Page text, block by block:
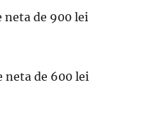
de 900 lei
neta de 600 lei